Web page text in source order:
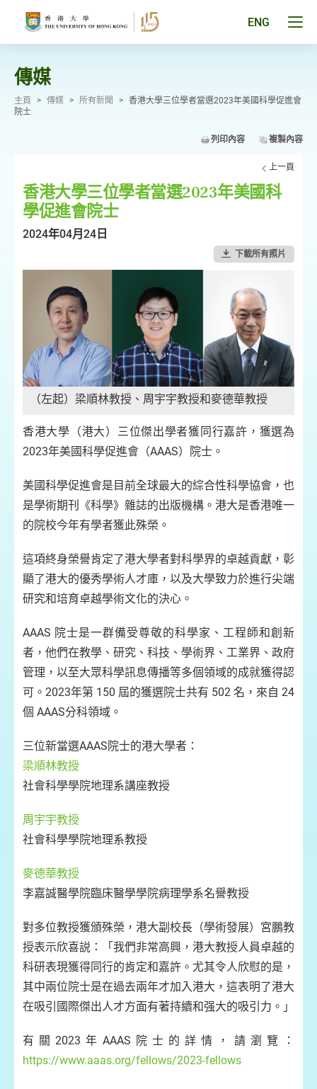
ENG
傳媒
主頁 > 傳媒 > 所有新聞 > 香港大學三位學者當選2023年美國科學促進會
院士
列印內容 複製內容
上一頁
香港大學三位學者當選2023年美國科
學促進會院士
2024年04月24日
下載所有照片
（左起）梁順林教授、周宇宇教授和麥德華教授
香港大學（港大）三位傑出學者獲同行嘉許，獲選為
2023年美國科學促進會（AAAS）院士。
美國科學促進會是目前全球最大的綜合性科學協會，也
是學術期刊《科學》雜誌的出版機構。港大是香港唯一
的院校今年有學者獲此殊榮。
這項終身榮譽肯定了港大學者對科學界的卓越貢獻，彰
顯了港大的優秀學術人才庫，以及大學致力於進行尖端
研究和培育卓越學術文化的決心。
AAAS 院士是一群備受尊敬的科學家、工程師和創新
者，他們在教學、研究、科技、學術界、工業界、政府
管理，以至大眾科學訊息傳播等多個領域的成就獲得認
可。2023年第 150 屆的獲選院士共有 502 名，來自 24
個 AAAS分科領域。
三位新當選AAAS院士的港大學者：
梁順林教授
社會科學學院地理系講座教授
周宇宇教授
社會科學學院地理系教授
麥德華教授
李嘉誠醫學院臨床醫學學院病理學系名譽教授
對多位教授獲頒殊榮，港大副校長（學術發展）宮鵬教
授表示欣喜説：「我們非常高興，港大教授人員卓越的
科研表現獲得同行的肯定和嘉許。尤其令人欣慰的是，
其中兩位院士是在過去兩年才加入港大，這表明了港大
在吸引國際傑出人才方面有著持續和强大的吸引力。」
有關2023年AAAS院士的詳情，請瀏覽：
https://www.aaas.org/fellows/2023-fellows